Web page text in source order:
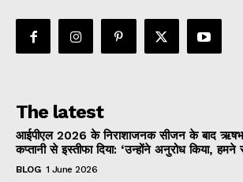
The latest
आईपीएल 2026 के निराशाजनक सीजन के बाद
कप्तानी से इस्तीफा दिया: ‘उन्होंने अनुरोध किया, हमने
BLOG 1 June 2026